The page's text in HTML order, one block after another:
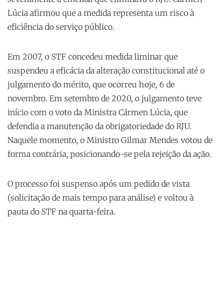
Lúcia afirmou que a medida representa um risco à
eficiência do serviço público.
Em 2007, o STF concedeu medida liminar que
suspendeu a eficácia da alteração constitucional até o
julgamento do mérito, que ocorreu hoje, 6 de
novembro. Em setembro de 2020, o julgamento teve
início com o voto da Ministra Cármen Lúcia, que
defendia a manutenção da obrigatoriedade do RJU.
Naquele momento, o Ministro Gilmar Mendes votou de
forma contrária, posicionando-se pela rejeição da ação.
O processo foi suspenso após um pedido de vista
(solicitação de mais tempo para análise) e voltou à
pauta do STF na quarta-feira.